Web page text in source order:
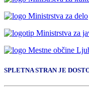
SPLETNA STRAN JE